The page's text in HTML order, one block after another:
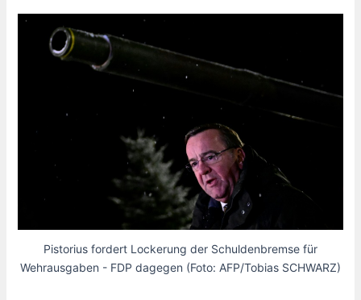
Pistorius fordert Lockerung der Schuldenbremse für
Wehrausgaben - FDP dagegen (Foto: AFP/Tobias SCHWARZ)